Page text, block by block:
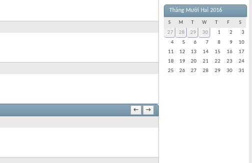
← →
Tháng Mười Hai 2016
S M W F S
27 28 29 30 1 2
3
4
5 6 7 8 9
10
11
12 13 14 15 16
17
18
19 20 21 22 23
24
25
26 27 28 29 30 31